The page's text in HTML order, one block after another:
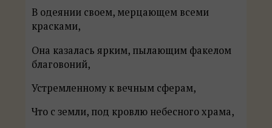
В одеянии своем, мерцающем всеми
красками,
Она казалась ярким, пылающим факелом
благовоний,
Устремленному к вечным сферам,
Что с земли, под кровлю небесного храма,